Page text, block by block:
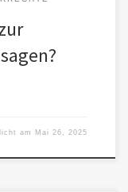
am Mai 26, 2025